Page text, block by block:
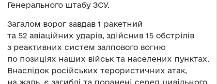
Генерального штабу ЗСУ.
Загалом ворог завдав 1 ракетний
та 52 авіаційних ударів, здійснив 15 обстрілів
з реактивних систем залпового вогню
по позиціях наших військ та населених пунктах.
Внаслідок російських терористичних атак,
на жаль, є загиблі та поранені серед цивільного